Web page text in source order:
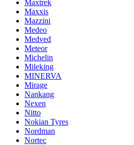
Maxtrek
Maxxis
Mazzini
Medeo
Medved
Meteor
Michelin
Mileking
MINERVA
Mirage
Nankang
Nexen
Nitto
Nokian Tyres
Nordman
Nortec